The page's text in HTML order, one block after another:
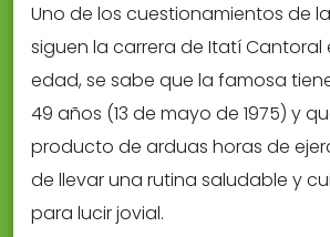
Uno de los cuestionamientos de
siguen la carrera de Itatí Cantoral
edad, se sabe que la famosa
49 años (13 de mayo de 1975) y
producto de arduas horas de
de llevar una rutina saludable y
para lucir jovial.